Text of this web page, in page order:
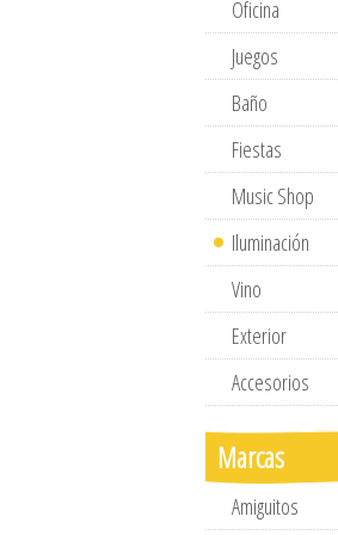
Oficina
Juegos
Baño
Fiestas
Music Shop
Iluminación
Vino
Exterior
Accesorios
Marcas
Amiguitos